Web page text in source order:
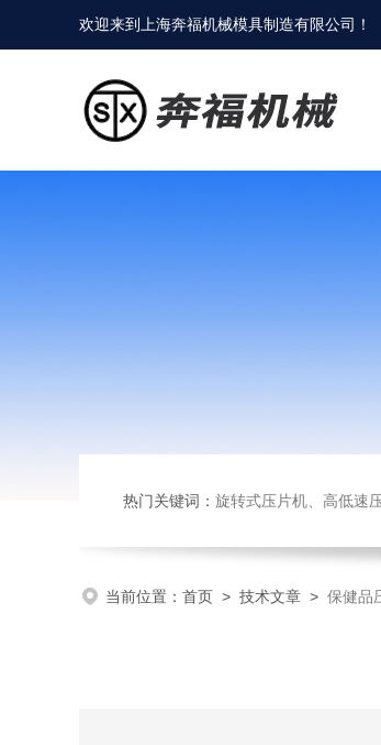
欢迎来到 上海奔福机械模具制造有限公司 ！
热门关键词： 旋转式压片机、高低速
当前位置： 首页 > 技术文章 > 保健品